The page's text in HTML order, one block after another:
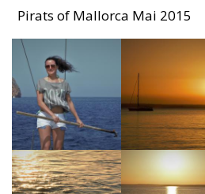
Pirats of Mallorca Mai 2015